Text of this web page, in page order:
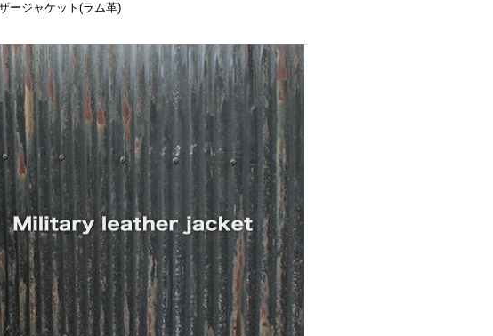
ージャケット(ラム革)